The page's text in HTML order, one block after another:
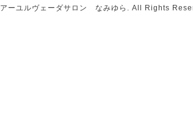
アーユルヴェーダサロン なみゆら . All Rights